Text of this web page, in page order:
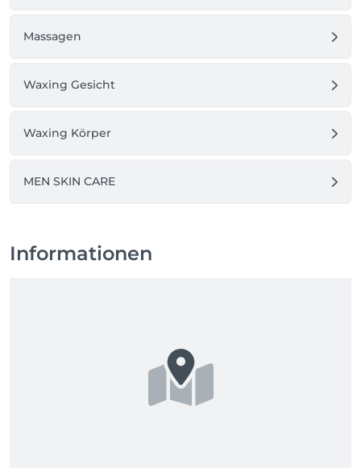
Massagen
Waxing Gesicht
Waxing Körper
MEN SKIN CARE
Informationen